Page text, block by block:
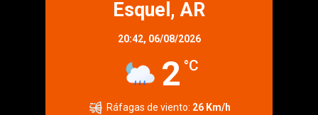
Esquel, AR
20:42, 06/08/2026
2 °C
Ráfagas de viento: 26 Km/h